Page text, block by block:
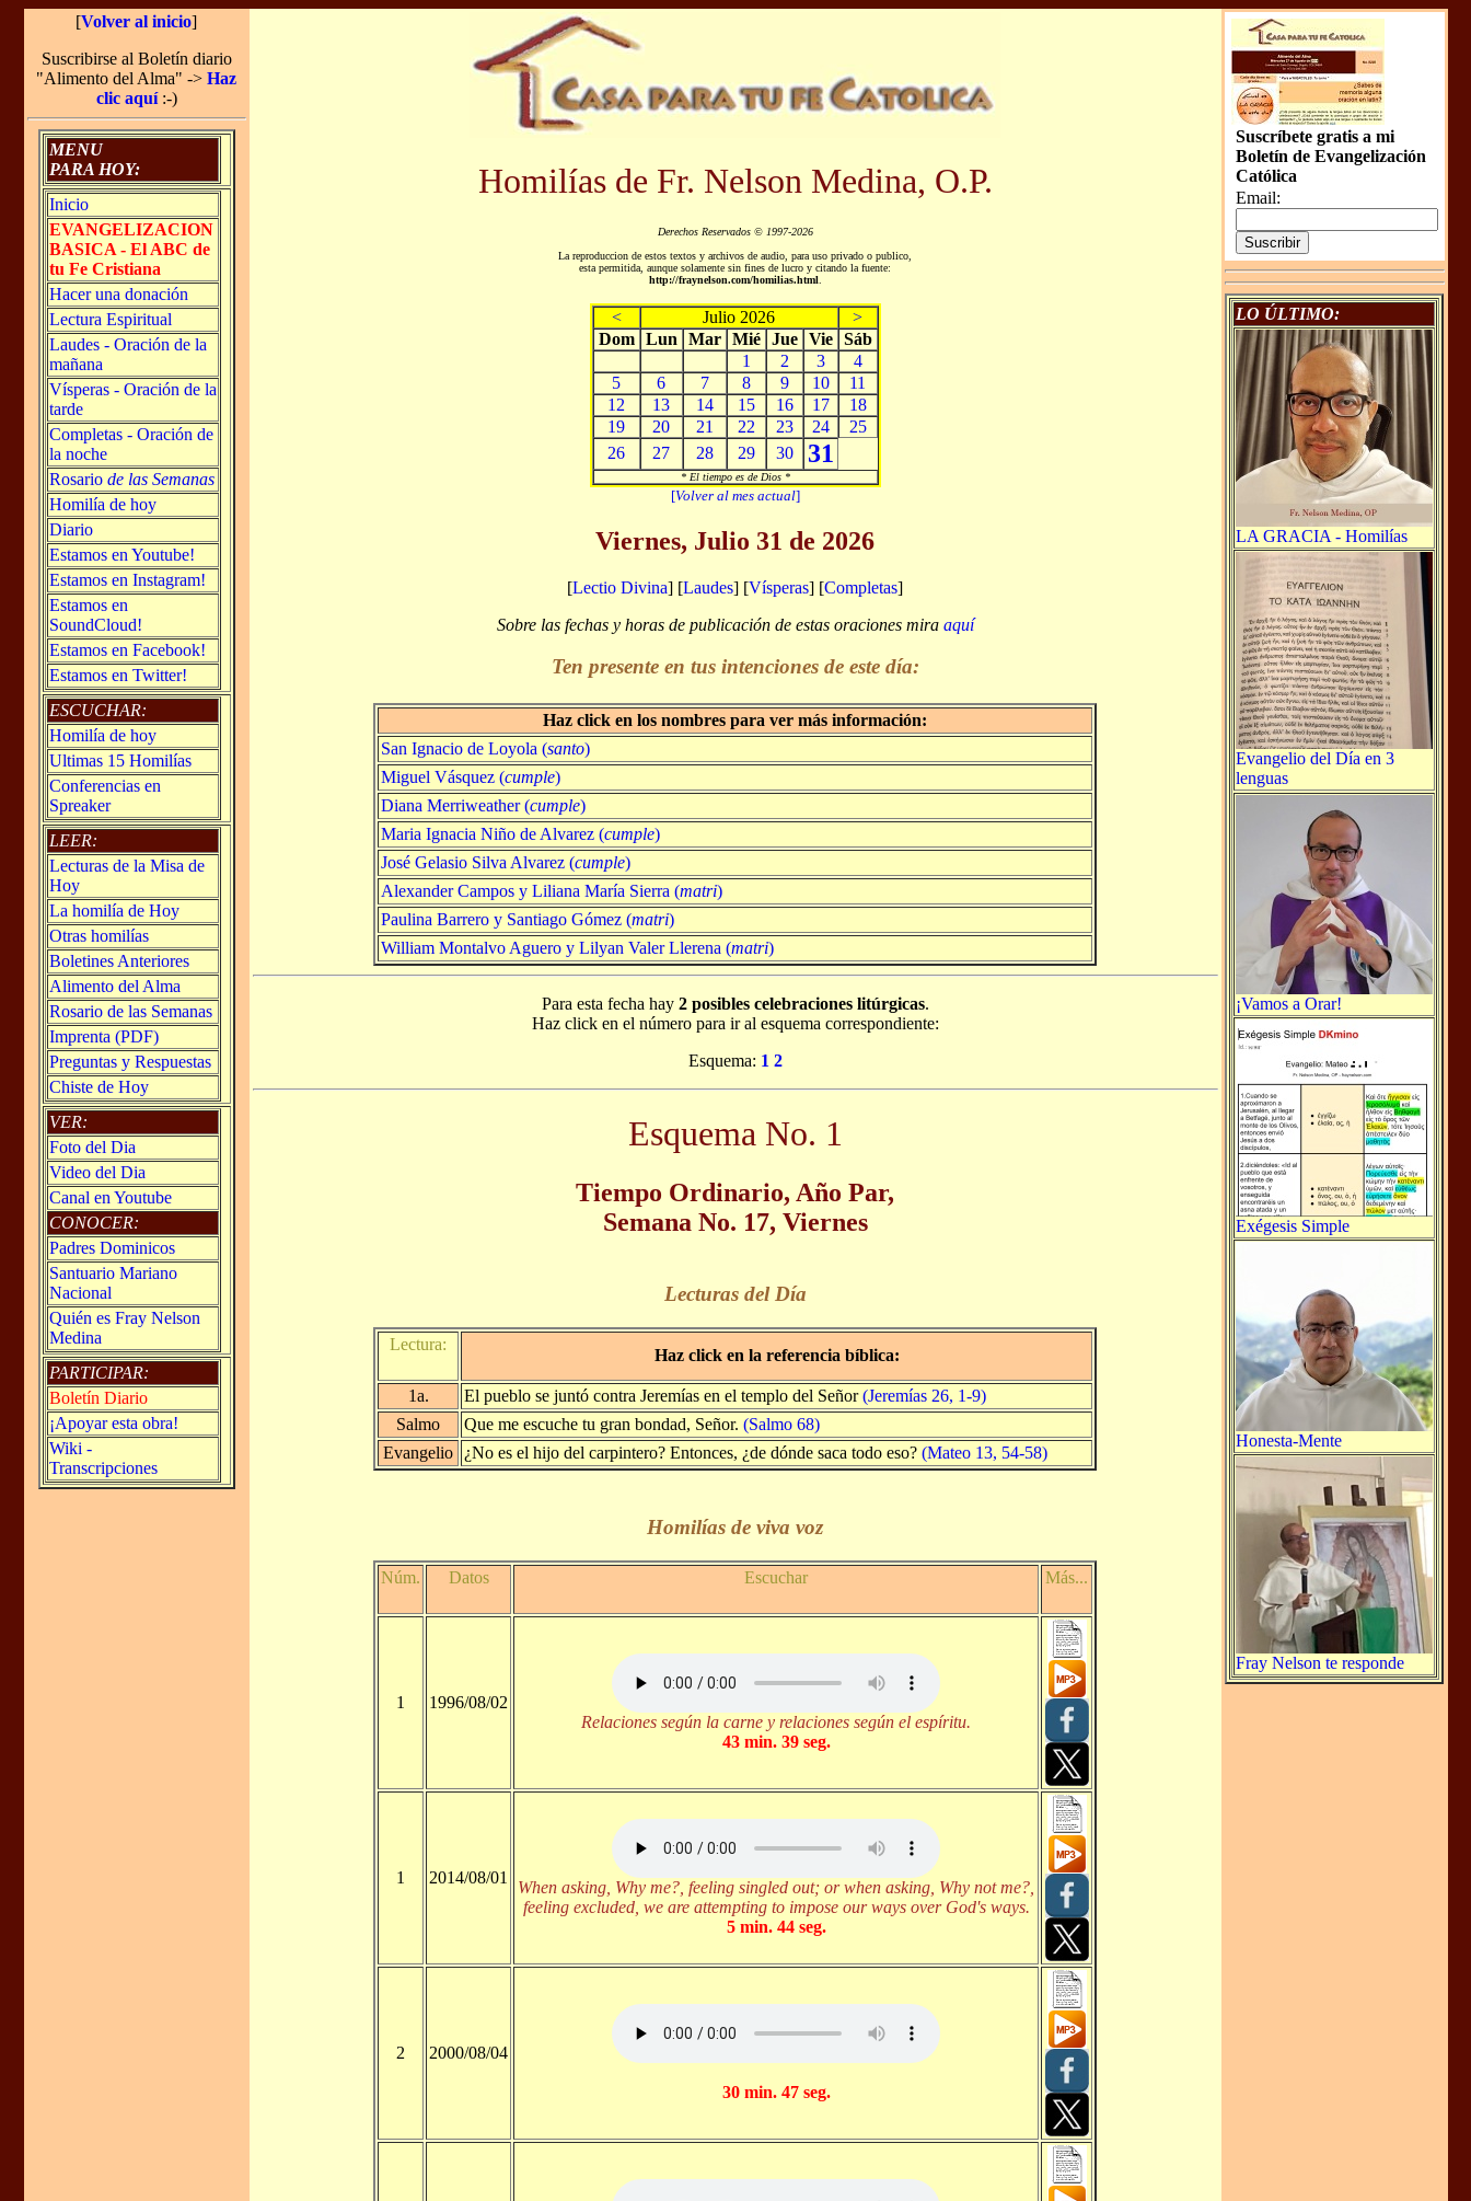
[Volver al inicio]
Suscribirse al Boletín diario
"Alimento del Alma" -> Haz
clic aquí:-)
MENU
PARA HOY:
Inicio
EVANGELIZACION
BASICA - El ABC de
tu Fe Cristiana
Hacer una donación
Lectura Espiritual
Laudes - Oración de la
mañana
Vísperas - Oración de la
tarde
Completas - Oración de
la noche
Rosario de las Semanas
Homilía de hoy
Diario
Estamos en Youtube!
Estamos en Instagram!
Estamos en
SoundCloud!
Estamos en Facebook!
Estamos en Twitter!
ESCUCHAR:
Homilía de hoy
Ultimas 15 Homilías
Conferencias en
Spreaker
LEER:
Lecturas de la Misa de
Hoy
La homilía de Hoy
Otras homilías
Boletines Anteriores
Alimento del Alma
Rosario de las Semanas
Imprenta (PDF)
Preguntas y Respuestas
Chiste de Hoy
VER:
Foto del Dia
Video del Dia
Canal en Youtube
CONOCER:
Padres Dominicos
Santuario Mariano
Nacional
Quién es Fray Nelson
Medina
PARTICIPAR:
Boletín Diario
¡Apoyar esta obra!
Wiki -
Transcripciones
Homilías de Fr. Nelson Medina, O.P.
Derechos Reservados © 1997-2026
La reproduccion de estos textos y archivos de audio, para uso privado o publico,
esta permitida, aunque solamente sin fines de lucro y citando la fuente:
http://fraynelson.com/homilias.html.
< Julio 2026
>
Dom Lun Mar Mié Jue Vie Sáb
1
2 3
4
5
6 7 8 9 10
11
12
13 14 15 16 17
18
19
20 21 22 23 24
25
26
27 28 29 30 31
* El tiempo es de Dios *
[Volver al mes actual]
Viernes, Julio 31 de 2026
[Lectio Divina] [Laudes] [Vísperas] [Completas]
Sobre las fechas y horas de publicación de estas oraciones mira aquí
Ten presente en tus intenciones de este día:
Haz click en los nombres para ver más información:
San Ignacio de Loyola (santo)
Miguel Vásquez (cumple)
Diana Merriweather (cumple)
Maria Ignacia Niño de Alvarez (cumple)
José Gelasio Silva Alvarez (cumple)
Alexander Campos y Liliana María Sierra (matri)
Paulina Barrero y Santiago Gómez (matri)
William Montalvo Aguero y Lilyan Valer Llerena (matri)
Para esta fecha hay 2 posibles celebraciones litúrgicas.
Haz click en el número para ir al esquema correspondiente:
Esquema: 1 2
Esquema No. 1
Tiempo Ordinario, Año Par,
Semana No. 17, Viernes
Lecturas del Día
Lectura:
Haz click en la referencia bíblica:
1a. El pueblo se juntó contra Jeremías en el templo del Señor(Jeremías 26, 1-9)
Salmo
Que me escuche tu gran bondad, Señor. (Salmo 68)
Evangelio
¿No es el hijo del carpintero? Entonces, ¿de dónde saca todo eso? (Mateo 13, 54-58)
Homilías de viva voz
Núm. Datos Escuchar Más...
1
1996/08/02
Relaciones según la carne y relaciones según el espíritu.
43 min. 39 seg.
1 2014/08/01
When asking, Why me?, feeling singled out; or when asking, Why not me?,
feeling excluded, we are attempting to impose our ways over God's ways.
5 min. 44 seg.
2 2000/08/04
30 min. 47 seg.
Suscríbete gratis a mi
Boletín de Evangelización
Católica
Email:
LO ÚLTIMO:
LA GRACIA - Homilías
Evangelio del Día en 3
lenguas
¡Vamos a Orar!
Exégesis Simple
Honesta-Mente
Fray Nelson te responde